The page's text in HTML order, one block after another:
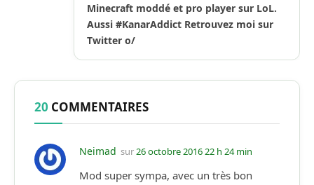
Minecraft moddé et pro player sur LoL.
Aussi #KanarAddict Retrouvez moi sur
Twitter o/
20 COMMENTAIRES
Neimad sur26 octobre 2016 22 h 24 min
Mod super sympa, avec un très bon